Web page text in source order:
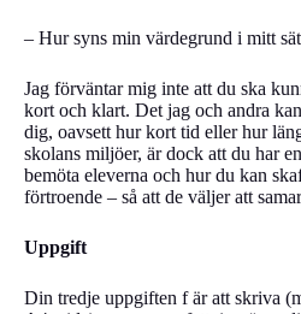
– Hur syns min värdegrund i mitt
Jag förväntar mig inte att du ska
kort och klart. Det jag och andra
dig, oavsett hur kort tid eller hur
skolans miljöer, är dock att du har
bemöta eleverna och hur du kan
förtroende – så att de väljer att
Uppgift
Din tredje uppgiften f är att skriva